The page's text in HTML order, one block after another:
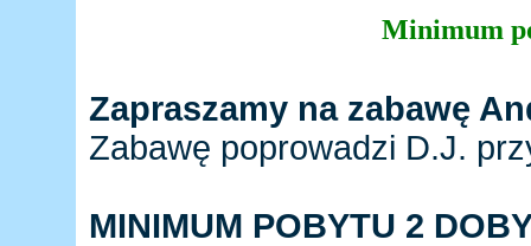
Minimum
Zapraszamy na zabawę
Zabawę poprowadzi D.J.
MINIMUM POBYTU 2